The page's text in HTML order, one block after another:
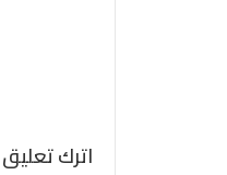
اترك تعليق